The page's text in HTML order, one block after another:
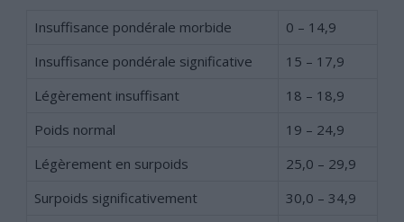
Insuffisance pondérale morbide
0 – 14,9
Insuffisance pondérale significative
15 – 17,9
Légèrement insuffisant
18 – 18,9
Poids normal
19 – 24,9
Légèrement en surpoids
25,0 – 29,9
Surpoids significativement
30,0 – 34,9